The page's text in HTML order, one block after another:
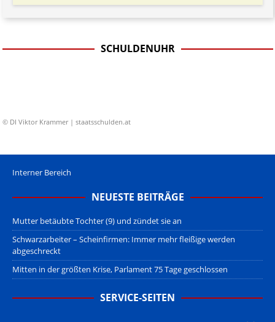
SCHULDENUHR
© DI Viktor Krammer | staatsschulden.at
Interner Bereich
NEUESTE BEITRÄGE
Mutter betäubte Tochter (9) und zündet sie an
Schwarzarbeiter – Scheinfirmen: Immer mehr fleißige werden
abgeschreckt
Mitten in der größten Krise, Parlament 75 Tage geschlossen
SERVICE-SEITEN